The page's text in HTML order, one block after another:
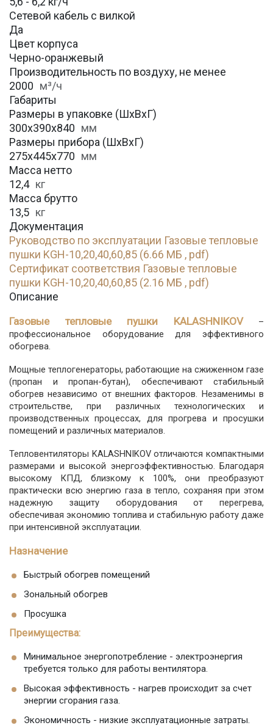
Сетевой кабель с вилкой
Да
Цвет корпуса
Черно-оранжевый
Производительность по воздуху, не менее
2000 м³/ч
Габариты
Размеры в упаковке (ШхВхГ)
300х390х840 мм
Размеры прибора (ШхВхГ)
275х445х770 мм
Масса нетто
12,4 кг
Масса брутто
13,5 кг
Документация
Руководство по эксплуатации Газовые тепловые
пушки KGH-10,20,40,60,85 (6.66 МБ , pdf)
Сертификат соответствия Газовые тепловые
пушки KGH-10,20,40,60,85 (2.16 МБ , pdf)
Описание
Газовые тепловые пушки KALASHNIKOV
–
профессиональное оборудование для эффективного
обогрева.
Мощные теплогенераторы, работающие на сжиженном газе
(пропан и пропан-бутан), обеспечивают стабильный
обогрев независимо от внешних факторов. Незаменимы в
строительстве, при различных технологических и
производственных процессах, для прогрева и просушки
помещений и различных материалов.
Тепловентиляторы KALASHNIKOV отличаются компактными
размерами и высокой энергоэффективностью. Благодаря
высокому КПД, близкому к 100%, они преобразуют
практически всю энергию газа в тепло, сохраняя при этом
надежную защиту оборудования от перегрева,
обеспечивая экономию топлива и стабильную работу даже
при интенсивной эксплуатации.
Назначение
Быстрый обогрев помещений
Зональный обогрев
Просушка
Преимущества:
Минимальное энергопотребление - электроэнергия
требуется только для работы вентилятора.
Высокая эффективность - нагрев происходит за счет
энергии сгорания газа.
Экономичность - низкие эксплуатационные затраты.